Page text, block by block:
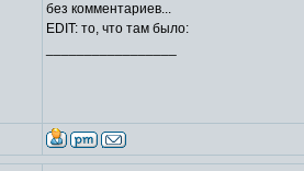
без комментариев...
EDIT: то, что там было: